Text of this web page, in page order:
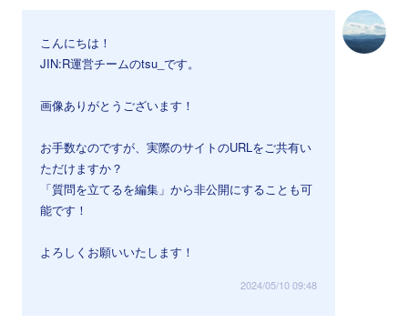
こんにちは！
JIN:R運営チームのtsu_です。
画像ありがとうございます！
お手数なのですが、実際のサイトのURLをご共有い
ただけますか？
「質問を立てるを編集」から非公開にすることも可
能です！
よろしくお願いいたします！
2024/05/10 09:48